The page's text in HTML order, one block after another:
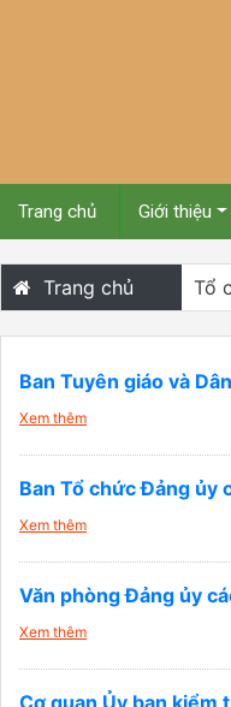
Trang chủ Giới thiệu
Trang chủ Tổ
Ban Tuyên giáo và
Xem thêm
Ban Tổ chức Đảng ủy
Xem thêm
Văn phòng Đảng ủy
Xem thêm
Cơ quan Ủy ban kiểm